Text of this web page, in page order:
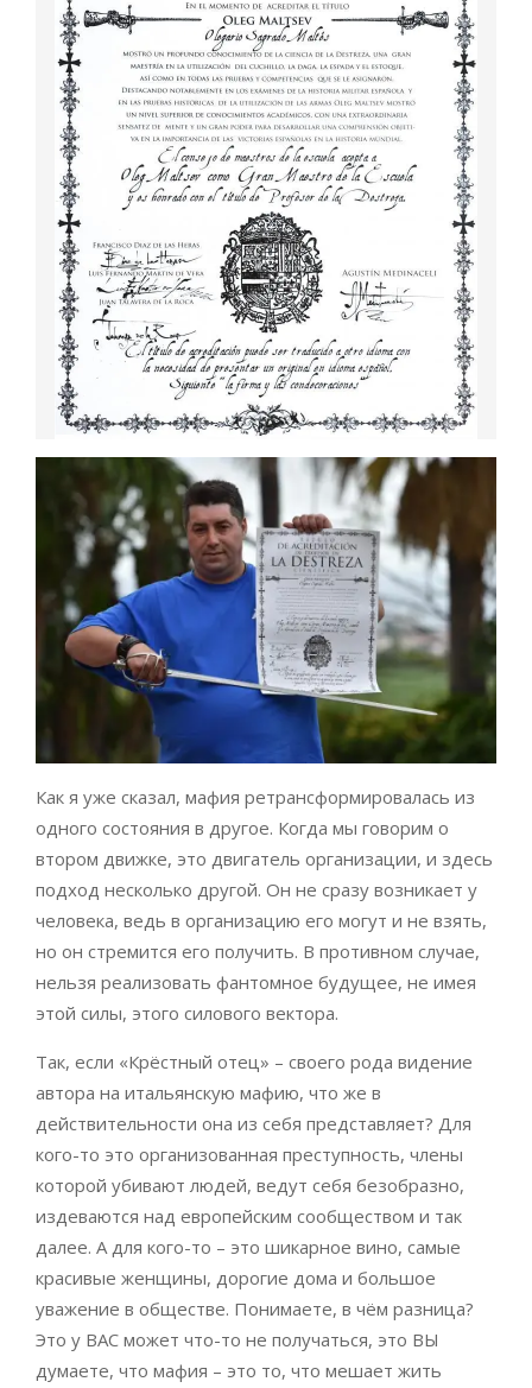
Как я уже сказал, мафия ретрансформировалась из
одного состояния в другое. Когда мы говорим о
втором движке, это двигатель организации, и здесь
подход несколько другой. Он не сразу возникает у
человека, ведь в организацию его могут и не взять,
но он стремится его получить. В противном случае,
нельзя реализовать фантомное будущее, не имея
этой силы, этого силового вектора.
Так, если «Крёстный отец» – своего рода видение
автора на итальянскую мафию, что же в
действительности она из себя представляет? Для
кого-то это организованная преступность, члены
которой убивают людей, ведут себя безобразно,
издеваются над европейским сообществом и так
далее. А для кого-то ­– это шикарное вино, самые
красивые женщины, дорогие дома и большое
уважение в обществе. Понимаете, в чём разница?
Это у ВАС может что-то не получаться, это ВЫ
думаете, что мафия – это то, что мешает жить